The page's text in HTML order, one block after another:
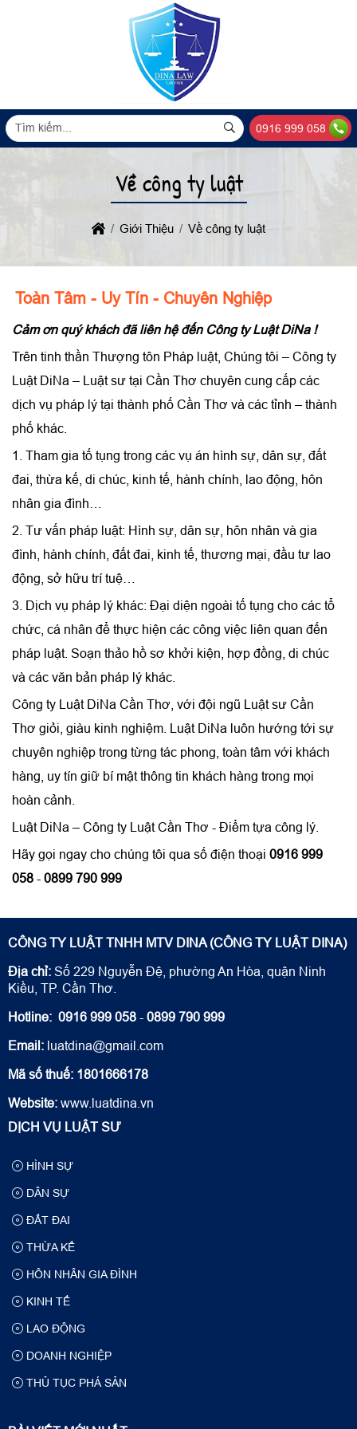
0916 999 058
Về công ty luật
Giới Thiệu Về công ty luật
Toàn Tâm - Uy Tín - Chuyên Nghiệp
Cảm ơn quý khách đã liên hệ đến Công ty Luật DiNa !
Trên tinh thần Thượng tôn Pháp luật, Chúng tôi – Công ty
Luật DiNa – Luật sư tại Cần Thơ chuyên cung cấp các
dịch vụ pháp lý tại thành phố Cần Thơ và các tỉnh – thành
phố khác.
1. Tham gia tố tụng trong các vụ án hình sự, dân sự, đất
đai, thừa kế, di chúc, kinh tế, hành chính, lao động, hôn
nhân gia đình…
2. Tư vấn pháp luật: Hình sự, dân sự, hôn nhân và gia
đình, hành chính, đất đai, kinh tế, thương mại, đầu tư lao
động, sở hữu trí tuệ…
3. Dịch vụ pháp lý khác: Đại diện ngoài tố tụng cho các tổ
chức, cá nhân để thực hiện các công việc liên quan đến
pháp luật. Soạn thảo hồ sơ khởi kiện, hợp đồng, di chúc
và các văn bản pháp lý khác.
Công ty Luật DiNa Cần Thơ, với đội ngũ Luật sư Cần
Thơ giỏi, giàu kinh nghiệm. Luật DiNa luôn hướng tới sự
chuyên nghiệp trong từng tác phong, toàn tâm với khách
hàng, uy tín giữ bí mật thông tin khách hàng trong mọi
hoàn cảnh.
Luật DiNa – Công ty Luật Cần Thơ - Điểm tựa công lý.
Hãy gọi ngay cho chúng tôi qua số điện thoại 0916 999
058 - 0899 790 999
CÔNG TY LUẬT TNHH MTV DINA (CÔNG TY LUẬT DINA)
Địa chỉ: Số 229 Nguyễn Đệ, phường An Hòa, quận Ninh
Kiều, TP. Cần Thơ.
Hotline: 0916 999 058 - 0899 790 999
Email: luatdina@gmail.com
Mã số thuế: 1801666178
Website: www.luatdina.vn
DỊCH VỤ LUẬT SƯ
HÌNH SỰ
DÂN SỰ
ĐẤT ĐAI
THỪA KẾ
HÔN NHÂN GIA ĐÌNH
KINH TẾ
LAO ĐỘNG
DOANH NGHIỆP
THỦ TỤC PHÁ SẢN